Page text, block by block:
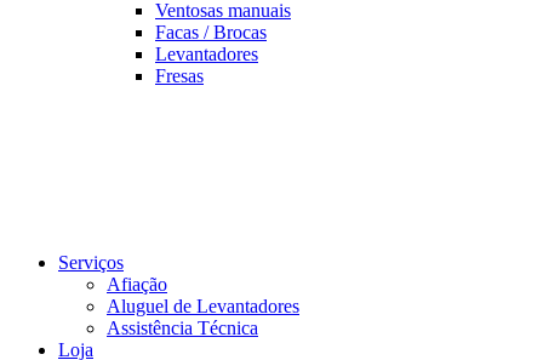
Ventosas manuais
Facas / Brocas
Levantadores
Fresas
Serviços
Afiação
Aluguel de Levantadores
Assistência Técnica
Loja